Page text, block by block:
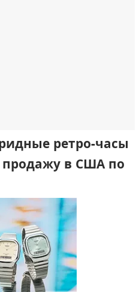
ретро-часы
продажу в США по